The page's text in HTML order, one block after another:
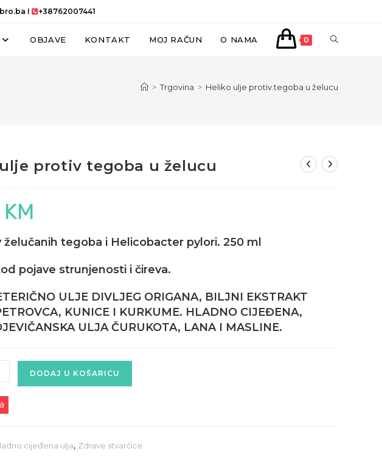
I +38762007441
OBJAVE KONTAKT MOJ RAČUN O NAMA 0 UKLJUČI/
> Trgovina > Heliko ulje protiv tegoba u želucu
protiv tegoba u želucu
KM
želučanih tegoba i Helicobacter pylori. 250 ml
pojave strunjenosti i čireva.
ULJE DIVLJEG ORIGANA, BILJNI EKSTRAKT
KUNICE I KURKUME. HLADNO CIJEĐENA,
ULJA ČURUKOTA, LANA I MASLINE.
DODAJ U KOŠARICU
cijeđena ulja, Zdrave stvarčice